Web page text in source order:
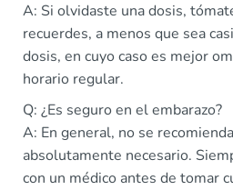
A: Si olvidaste una dosis,
recuerdes, a menos que sea
dosis, en cuyo caso es mejor
horario regular.
Q: ¿Es seguro en el embarazo?
A: En general, no se
absolutamente necesario.
con un médico antes de tomar